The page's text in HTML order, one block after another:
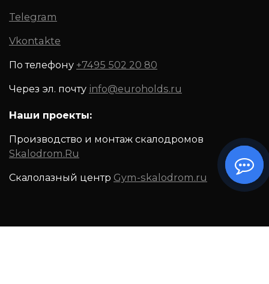
Telegram
Vkontakte
По телефону +7495 502 20 80
Через эл. почту info@euroholds.ru
Наши проекты:
Производство и монтаж скалодромов
Skalodrom.Ru
Скалолазный центр Gym-skalodrom.ru